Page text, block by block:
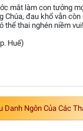
mắt làm con tưởng
Chúa, đau khổ vẫn còn
thể thai nghén niềm
Huế)
Danh Ngôn Của Các